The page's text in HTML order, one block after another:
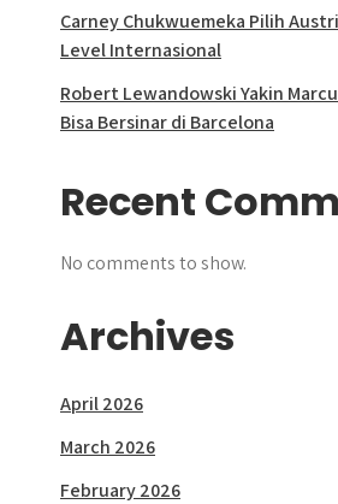
Carney Chukwuemeka Pilih
Level Internasional
Robert Lewandowski Yakin
Bisa Bersinar di Barcelona
Recent
No comments to show.
Archives
April 2026
March 2026
February 2026